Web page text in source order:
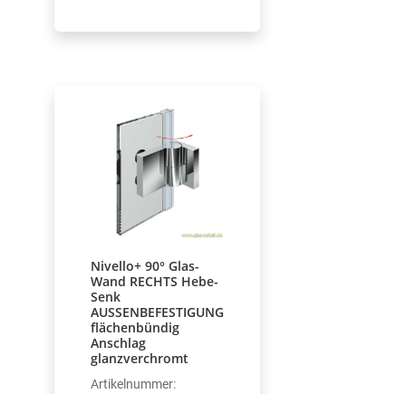
Nivello+ 90° Glas-
Wand RECHTS Hebe-
Senk
AUSSENBEFESTIGUNG
flächenbündig
Anschlag
glanzverchromt
Artikelnummer: